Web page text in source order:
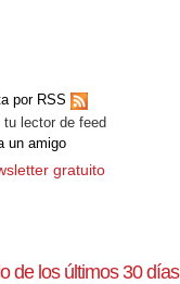
por RSS
lector de feed
un amigo
gratuito
de los últimos 30 días